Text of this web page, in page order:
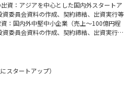
資：アジアを中心とした国内外スタートア
資委員会資料の作成、契約締結、出資実行等
：国内外中堅中小企業（売上～100億円程
委員会資料の作成、契約締結、出資実行等
ド等へのLP出資：投資Fn内のM&A活動や上
ンドへLP出資を実施する際の一切の業務推
力しながら、M&A等投資Fn全体の戦略に適
スタートアップ）